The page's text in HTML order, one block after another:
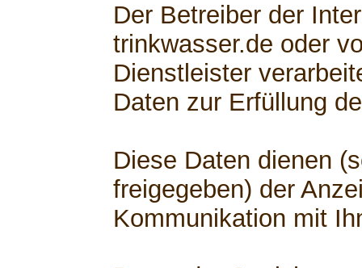
Der Betreiber der
trinkwasser.de oder
Dienstleister
Daten zur Erfüllung
Diese Daten dienen
freigegeben) der
Kommunikation mit